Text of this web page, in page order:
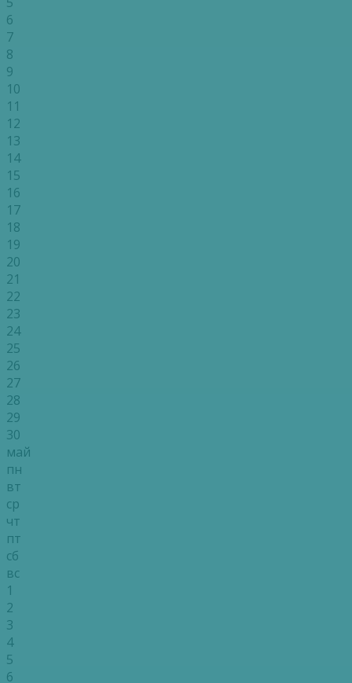
6
7
8
9
10
11
12
13
14
15
16
17
18
19
20
21
22
23
24
25
26
27
28
29
30
май
пн
вт
ср
чт
пт
сб
вс
1
2
3
4
5
6